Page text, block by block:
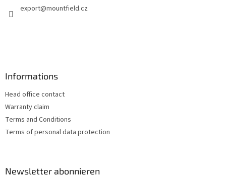
export@mountfield.cz
Informations
Head office contact
Warranty claim
Terms and Conditions
Terms of personal data protection
Newsletter abonnieren